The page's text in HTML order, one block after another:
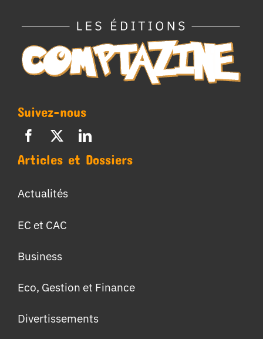
Suivez-nous
Articles et Dossiers
Actualités
EC et CAC
Business
Eco, Gestion et Finance
Divertissements